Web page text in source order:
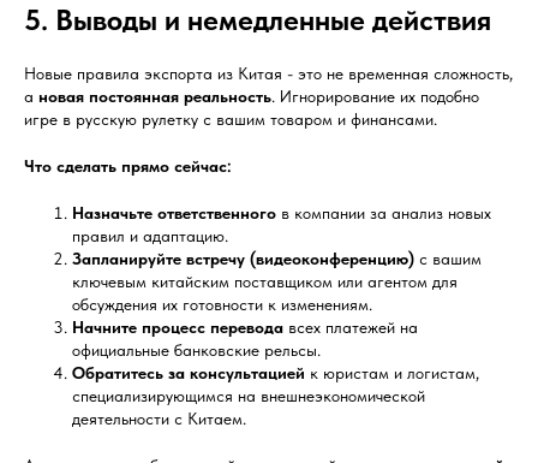
5. Выводы и немедленные действия
Новые правила экспорта из Китая - это не временная сложность,
а новая постоянная реальность. Игнорирование их подобно
игре в русскую рулетку с вашим товаром и финансами.
Что сделать прямо сейчас:
Назначьте ответственного в компании за анализ новых
правил и адаптацию.
Запланируйте встречу (видеоконференцию) с вашим
ключевым китайским поставщиком или агентом для
обсуждения их готовности к изменениям.
Начните процесс перевода всех платежей на
официальные банковские рельсы.
Обратитесь за консультацией к юристам и логистам,
специализирующимся на внешнеэкономической
деятельности с Китаем.